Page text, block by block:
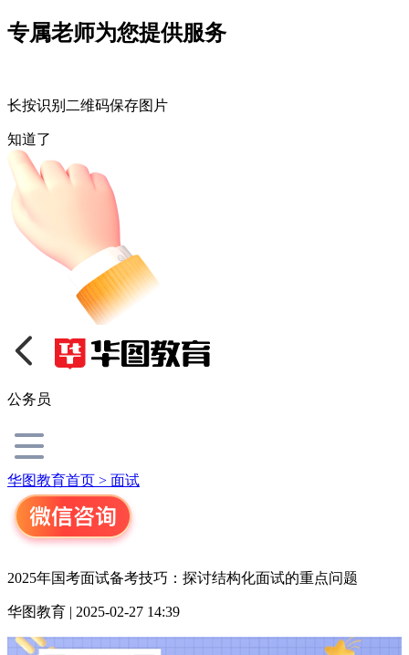
专属老师为您提供服务
长按识别二维码保存图片
知道了
公务员
华图教育首页 > 面试
2025年国考面试备考技巧：探讨结构化面试的重点问题
华图教育 | 2025-02-27 14:39